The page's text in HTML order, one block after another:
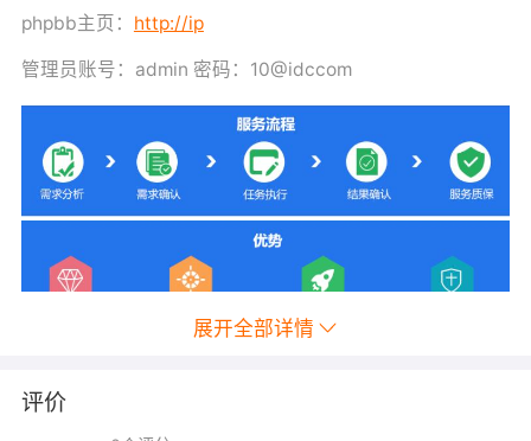
phpbb主页： http://ip
管理员账号： admin 密码： 10@idccom
展开全部详情
评价